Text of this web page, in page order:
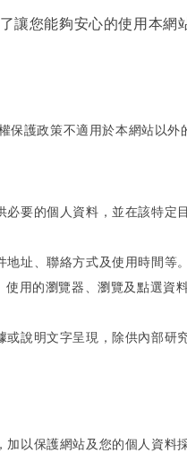
您能夠安心的使用本網
護政策不適用於本網站以
要的個人資料，並在該特
址、聯絡方式及使用時間等。
用的瀏覽器、瀏覽及點選資
說明文字呈現，除供內部
以保護網站及您的個人資料